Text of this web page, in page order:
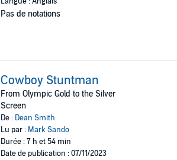
Pas de notations
Cowboy Stuntman
From Olympic Gold to the Silver
Screen
De : Dean Smith
Lu par : Mark Sando
Durée : 7 h et 54 min
Date de publication : 07/11/2023